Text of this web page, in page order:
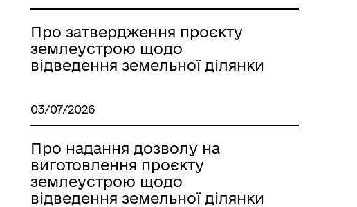
Про затвердження проєкту
землеустрою щодо
відведення земельної ділянки
03/07/2026
Про надання дозволу на
виготовлення проєкту
землеустрою щодо
відведення земельної ділянки